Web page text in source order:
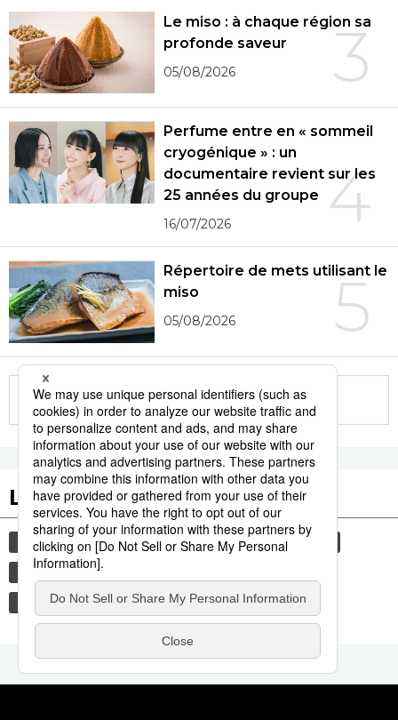
3
Le miso : à chaque région sa
profonde saveur
05/08/2026
4
Perfume entre en « sommeil
cryogénique » : un
documentaire revient sur les
25 années du groupe
16/07/2026
5
Répertoire de mets utilisant le
miso
05/08/2026
More in this series
Les tags populaires
environnement santé chaleur
été
hôpital
société
gastronomie
culture